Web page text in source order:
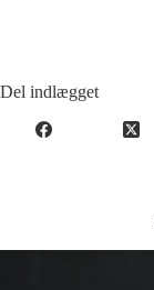
Del indlægget